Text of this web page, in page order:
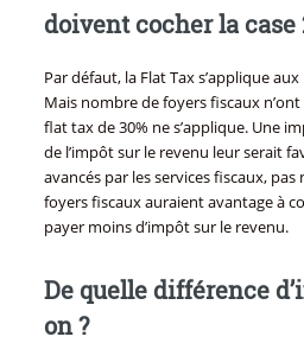
doivent cocher la case
Par défaut, la Flat Tax s’applique
Mais nombre de foyers fiscaux
flat tax de 30% ne s’applique. Une
de l’impôt sur le revenu leur serait
avancés par les services fiscaux,
foyers fiscaux auraient avantage à
payer moins d’impôt sur le revenu.
De quelle différence
on ?